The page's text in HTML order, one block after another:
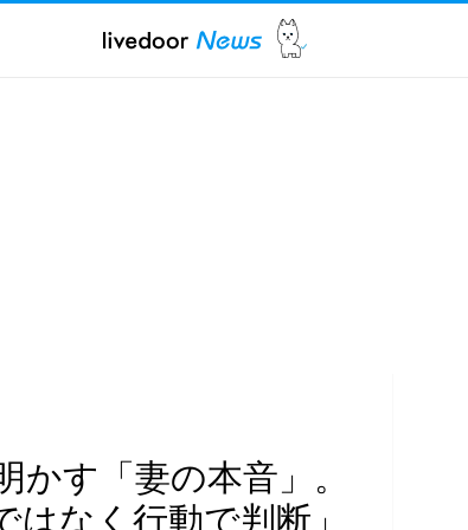
かす「妻の本音」。
なく行動で判断」